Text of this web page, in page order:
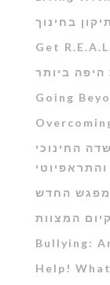
בחינוך
Get
ביותר
Going
החינוכי
והתראפיוטי
החדש
המצוות
Bullying:
Help!